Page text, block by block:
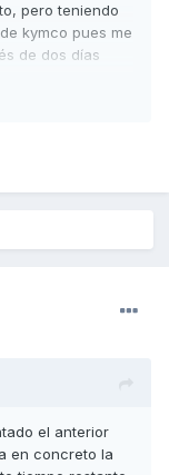
pero teniendo
kymco pues me
de dos días
compra. Solo
el anterior
en concreto la